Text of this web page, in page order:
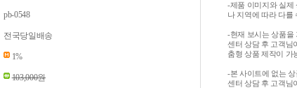
pb-0548
전국당일배송
1%
103,000원
-제품 이미지와 실제
나 지역에 따라 다를
-현재 보시는 상품을
센터 상담 후 고객님
춤형 상품 제작이 가
-본 사이트에 없는
센터 상담 후 고객님